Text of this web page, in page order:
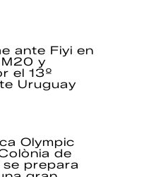
ante Fiyi en
M20 y
el 13º
Uruguay
Olympic
de
prepara